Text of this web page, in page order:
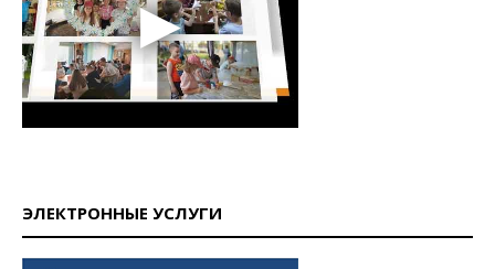
ЭЛЕКТРОННЫЕ УСЛУГИ